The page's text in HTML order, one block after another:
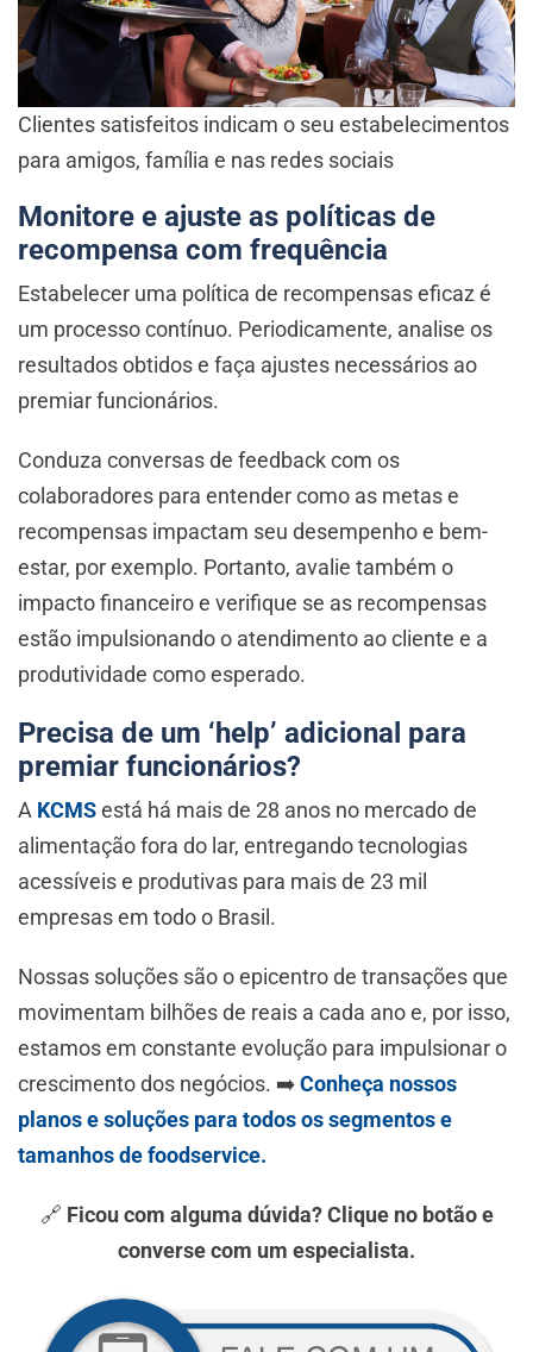
Clientes satisfeitos indicam o seu estabelecimentos
para amigos, família e nas redes sociais
Monitore e ajuste as políticas de
recompensa com frequência
Estabelecer uma política de recompensas eficaz é
um processo contínuo. Periodicamente, analise os
resultados obtidos e faça ajustes necessários ao
premiar funcionários.
Conduza conversas de feedback com os
colaboradores para entender como as metas e
recompensas impactam seu desempenho e bem-
estar, por exemplo. Portanto, avalie também o
impacto financeiro e verifique se as recompensas
estão impulsionando o atendimento ao cliente e a
produtividade como esperado.
Precisa de um ‘help’ adicional para
premiar funcionários?
A KCMSestá há mais de 28 anos no mercado de
alimentação fora do lar, entregando tecnologias
acessíveis e produtivas para mais de 23 mil
empresas em todo o Brasil.
Nossas soluções são o epicentro de transações que
movimentam bilhões de reais a cada ano e, por isso,
estamos em constante evolução para impulsionar o
crescimento dos negócios. ➡️Conheça nossos
planos e soluções para todos os segmentos e
tamanhos de foodservice.
🔗 Ficou com alguma dúvida? Clique no botão e
converse com um especialista.